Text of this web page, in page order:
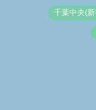
千葉中央(